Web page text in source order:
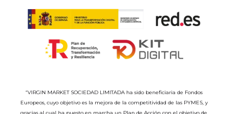
“VIRGIN MARKET SOCIEDAD LIMITADA ha sido beneficiaria de Fondos
Europeos, cuyo objetivo es la mejora de la competitividad de las PYMES, y